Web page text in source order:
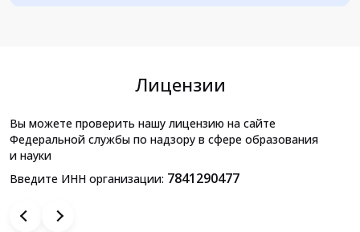
Лицензии
Вы можете проверить нашу лицензию на сайте
Федеральной службы по надзору в сфере образования
и науки
Введите ИНН организации: 7841290477